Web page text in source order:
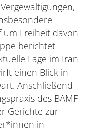
um Freiheit davon
berichtet
Lage im Iran
einen Blick in
Anschließend
des BAMF
Gerichte zur
in